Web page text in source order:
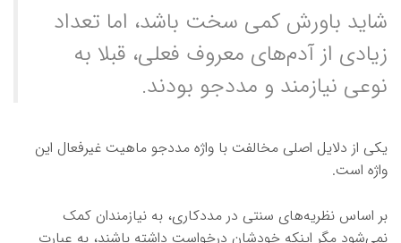
شاید باورش کمی سخت باشد، اما تعداد
زیادی از آدم‌های معروف فعلی، قبلا به
نوعی نیازمند و مددجو بودند.
یکی از دلایل اصلی مخالفت با واژه مددجو ماهیت غیرفعال این
واژه است.
بر اساس نظریه‌های سنتی در مددکاری، به نیازمندان کمک
نمی‌شود مگر اینکه خودشان درخواست داشته باشند، به عبارت